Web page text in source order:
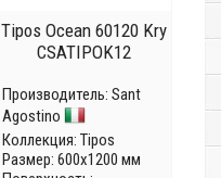
Tipos Ocean 60120 Kry
CSATIPOK12
Производитель: Sant
Agostino
Коллекция: Tipos
Размер: 600x1200 мм